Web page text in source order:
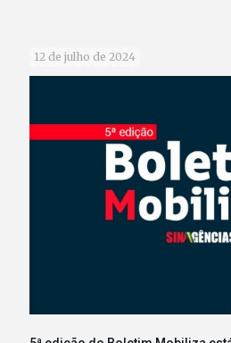
12 de julho de 2024